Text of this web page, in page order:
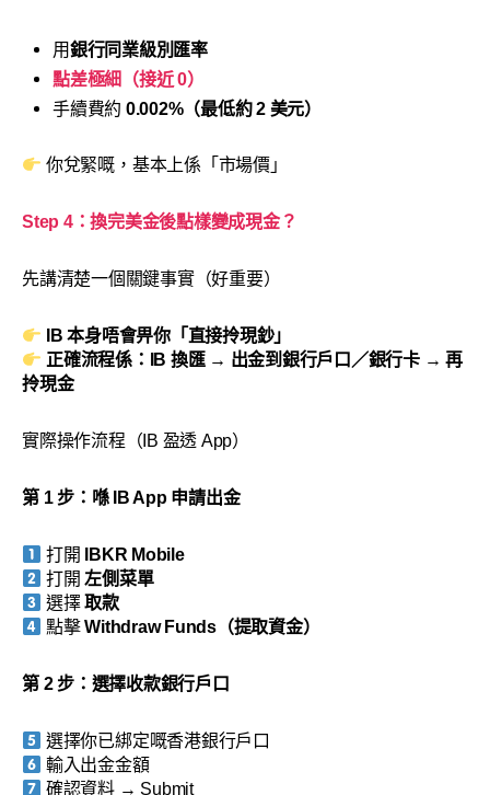
用銀行同業級別匯率
點差極細（接近 0）
手續費約 0.002%（最低約 2 美元）
你兌緊嘅，基本上係「市場價」
Step 4：換完美金後點樣變成現金？
先講清楚一個關鍵事實（好重要）
IB 本身唔會畀你「直接拎現鈔」
正確流程係：IB 換匯 → 出金到銀行戶口／銀行卡 → 再
拎現金
實際操作流程（IB 盈透 App）
第 1 步：喺 IB App 申請出金
打開
IBKR Mobile
打開 左側菜單
選擇取款
點擊Withdraw Funds（提取資金）
第 2 步：選擇收款銀行戶口
選擇你已綁定嘅香港銀行戶口
輸入出金金額
確認資料 → Submit